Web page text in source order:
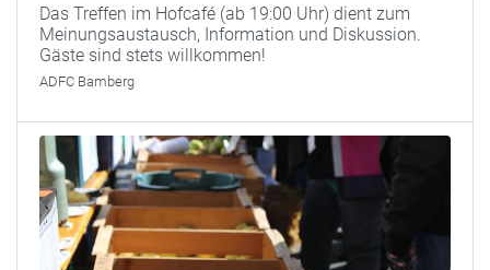
Das Treffen im Hofcafé (ab 19:00 Uhr) dient zum
Meinungsaustausch, Information und Diskussion.
Gäste sind stets willkommen!
ADFC Bamberg